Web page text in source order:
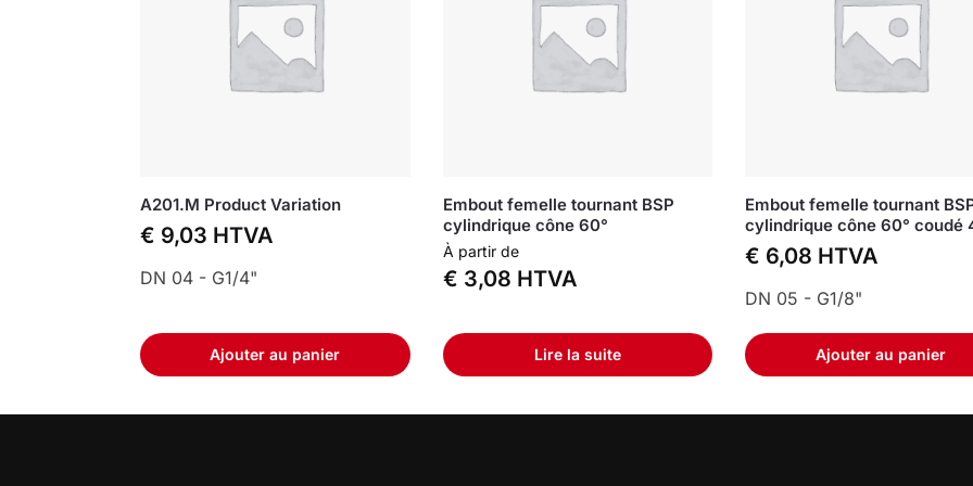
A201.M Product Variation
€ 9,03 HTVA
Ajouter au panier
DN 04 - G1/4"
Embout femelle tournant BSP
cylindrique cône 60°
À partir de
€ 3,08 HTVA
Lire la suite
Embout femelle tournant
cylindrique cône 60° coudé
€ 6,08 HTVA
Ajouter au panier
DN 05 - G1/8"